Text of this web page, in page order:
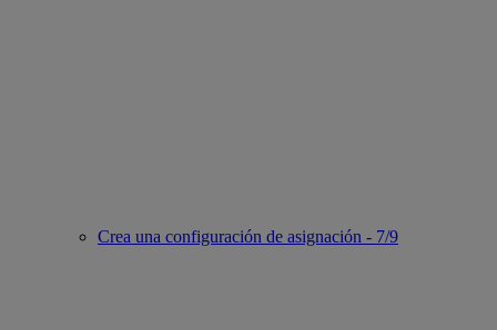
Crea una configuración de asignación - 7/9